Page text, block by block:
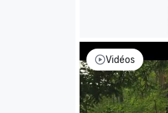
Vidéos